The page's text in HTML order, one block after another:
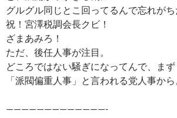
グルグル同じとこ回ってるんで忘れがち
祝！宮澤税調会長クビ！
ざまあみろ！
ただ、後任人事が注目。
どころではない騒ぎになってんで、まず
「派閥偏重人事」と言われる党人事から
—————————————-